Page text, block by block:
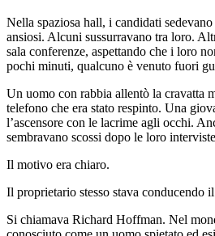
Nella spaziosa hall, i candidati
ansiosi. Alcuni sussurravano tra loro.
sala conferenze, aspettando che i loro
pochi minuti, qualcuno è venuto fuori
Un uomo con rabbia allentò la cravatta
telefono che era stato respinto. Una
l’ascensore con le lacrime agli occhi.
sembravano scossi dopo le loro
Il motivo era chiaro.
Il proprietario stesso stava conducendo
Si chiamava Richard Hoffman. Nel